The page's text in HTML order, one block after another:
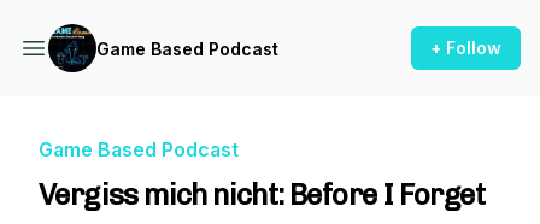
Game Based Podcast + Follow
Game Based Podcast
Vergiss mich nicht: Before I Forget